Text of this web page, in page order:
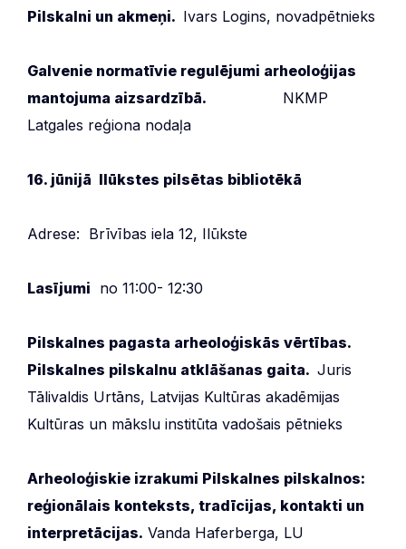
Pilskalni un akmeņi. Ivars Logins, novadpētnieks
Galvenie normatīvie regulējumi arheoloģijas
mantojuma aizsardzībā. NKMP
Latgales reģiona nodaļa
16. jūnijā Ilūkstes pilsētas bibliotēkā
Adrese: Brīvības iela 12, Ilūkste
Lasījumi no 11:00- 12:30
Pilskalnes pagasta arheoloģiskās vērtības.
Pilskalnes pilskalnu atklāšanas gaita. Juris
Tālivaldis Urtāns, Latvijas Kultūras akadēmijas
Kultūras un mākslu institūta vadošais pētnieks
Arheoloģiskie izrakumi Pilskalnes pilskalnos:
reģionālais konteksts, tradīcijas, kontakti un
interpretācijas. Vanda Haferberga, LU